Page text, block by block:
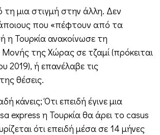
τη μια στιγμή στην άλλη. Δεν
που «πέφτουν από τα
η Τουρκία ανακοίνωσε τη
της Χώρας σε τζαμί (πρόκειται
2019), ή επανέλαβε τις
θέσεις.
κάνεις; Ότι επειδή έγινε μια
express η Τουρκία θα άρει το casus
ότι επειδή μέσα σε 14 μήνες